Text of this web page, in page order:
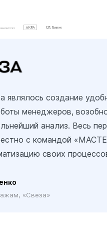
являлось создание
менеджеров,
анализ. Весь
с командой
своих
«Свеза»